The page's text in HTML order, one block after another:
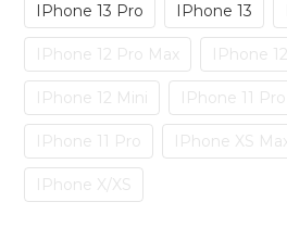
IPhone 13 Pro IPhone 13
IPhone 12 Pro Max IPhone
IPhone 12 Mini IPhone 11
IPhone 11 Pro IPhone XS Max
IPhone X/XS